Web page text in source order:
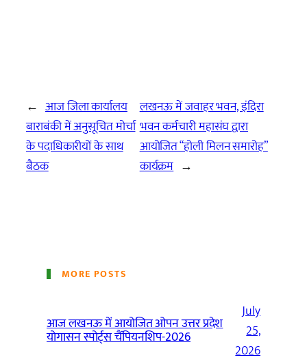
← आज जिला कार्यालय
बाराबंकी में अनुसूचित मोर्चा
के पदाधिकारीयों के साथ
बैठक
लखनऊ में जवाहर भवन, इंदिरा
भवन कर्मचारी महासंघ द्वारा
आयोजित “होली मिलन समारोह”
कार्यक्रम →
MORE POSTS
आज लखनऊ में आयोजित ओपन उत्तर प्रदेश
योगासन स्पोर्ट्स चैंपियनशिप-2026
July
25,
2026